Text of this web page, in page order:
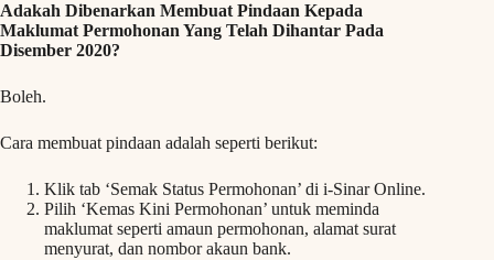
Adakah Dibenarkan Membuat Pindaan Kepada
Maklumat Permohonan Yang Telah Dihantar Pada
Disember 2020?
Boleh.
Cara membuat pindaan adalah seperti berikut:
Klik tab ‘Semak Status Permohonan’ di i-Sinar Online.
Pilih ‘Kemas Kini Permohonan’ untuk meminda
maklumat seperti amaun permohonan, alamat surat
menyurat, dan nombor akaun bank.